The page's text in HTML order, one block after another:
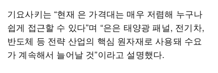
기요사키는 “현재 은 가격대는 매우 저렴해 누구나
쉽게 접근할 수 있다”며 “은은 태양광 패널, 전기차,
반도체 등 전략 산업의 핵심 원자재로 사용돼 수요
가 계속해서 늘어날 것”이라고 설명했다.